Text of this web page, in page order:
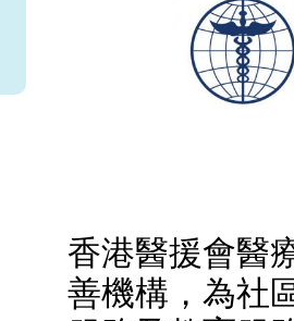
香港醫援會醫
善機構，為社